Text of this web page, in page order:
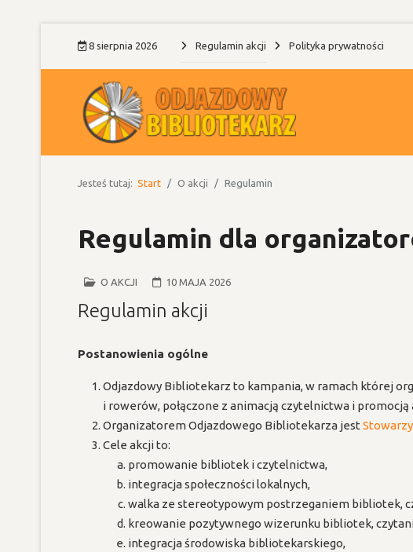
8 sierpnia 2026 Regulamin akcji Polityka prywatności
Jesteś tutaj: Start O akcji Regulamin
Regulamin dla
O AKCJI 10 MAJA 2026
Regulamin akcji
Postanowienia ogólne
Odjazdowy Bibliotekarz to kampania, w ramach której
i rowerów, połączone z animacją czytelnictwa i promocją
Organizatorem Odjazdowego Bibliotekarza jest
Cele akcji to:
promowanie bibliotek i czytelnictwa,
integracja społeczności lokalnych,
walka ze stereotypowym postrzeganiem bibliotek,
kreowanie pozytywnego wizerunku bibliotek,
integracja środowiska bibliotekarskiego,